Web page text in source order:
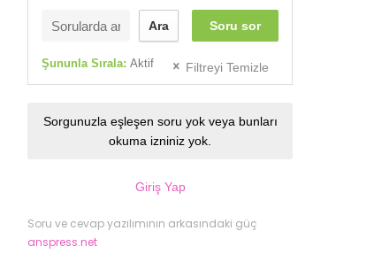
Soru sor
Ara
Şununla Sırala: Aktif Filtreyi Temizle
Sorgunuzla eşleşen soru yok veya bunları
okuma izniniz yok.
Giriş Yap
Soru ve cevap yazılımının arkasındaki güç
anspress.net